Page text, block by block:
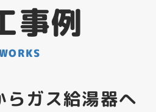
事例
らガス給湯器へ